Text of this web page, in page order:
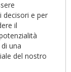
decisori e per
il
una
del nostro